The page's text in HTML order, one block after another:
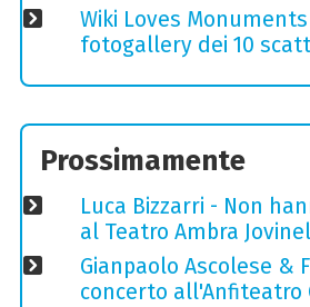
Wiki Loves Monuments
fotogallery dei 10
Prossimamente
Luca Bizzarri - Non
al Teatro Ambra
Gianpaolo Ascolese &
concerto all'Anfiteatro